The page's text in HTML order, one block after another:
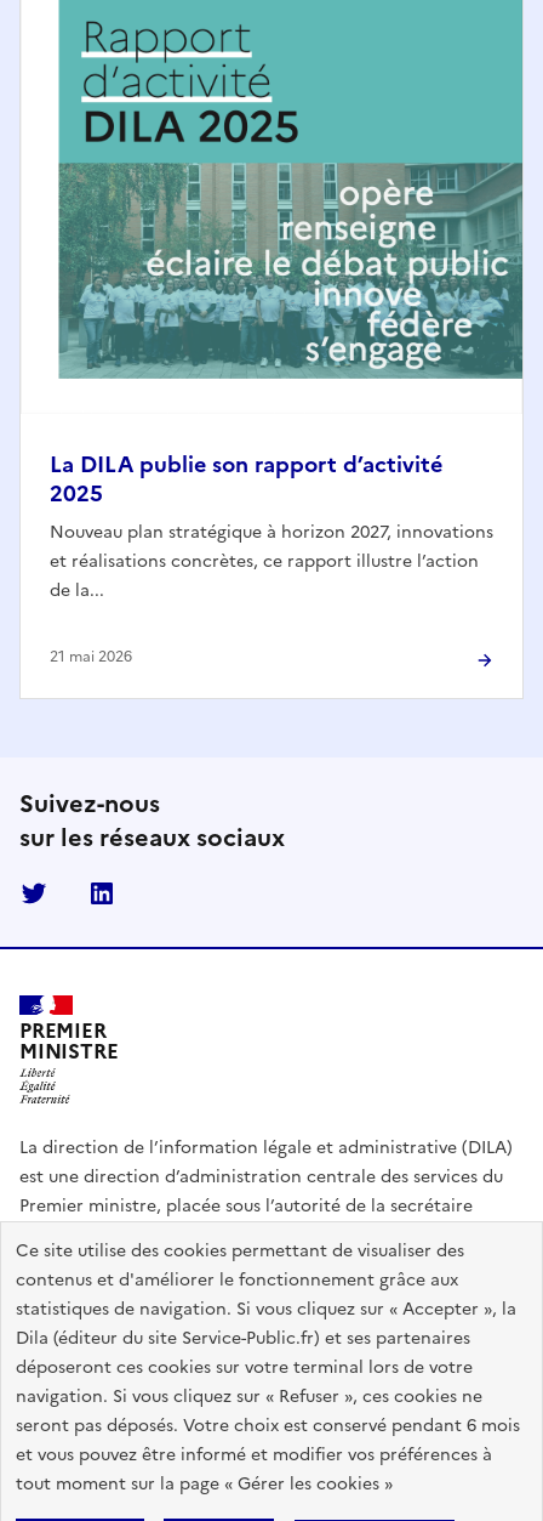
Ce site utilise des cookies permettant de visualiser des
contenus et d'améliorer le fonctionnement grâce aux
statistiques de navigation. Si vous cliquez sur « Accepter », la
Dila (éditeur du site Service-Public.fr) et ses partenaires
déposeront ces cookies sur votre terminal lors de votre
navigation. Si vous cliquez sur « Refuser », ces cookies ne
seront pas déposés. Votre choix est conservé pendant 6 mois
et vous pouvez être informé et modifier vos préférences à
tout moment sur la page « Gérer les cookies »
La DILA publie son rapport d’activité
2025
Nouveau plan stratégique à horizon 2027, innovations
et réalisations concrètes, ce rapport illustre l’action
de la...
21 mai 2026
Suivez-nous
sur les réseaux sociaux
Twitter
PREMIER
MINISTRE
La direction de l’information légale et administrative (DILA)
est une direction d’administration centrale des services du
Premier ministre, placée sous l’autorité de la secrétaire
info.gouv.fr
assemblee-nationale.fr
sénat.fr
Répertoire des informations publiques
Plan du site
Accessibilité du site : partiellement conforme
Accessibilité des sites de la DILA
Mentions légales
Recrutement
Données personnelles et sécurité
Gestion des cookies